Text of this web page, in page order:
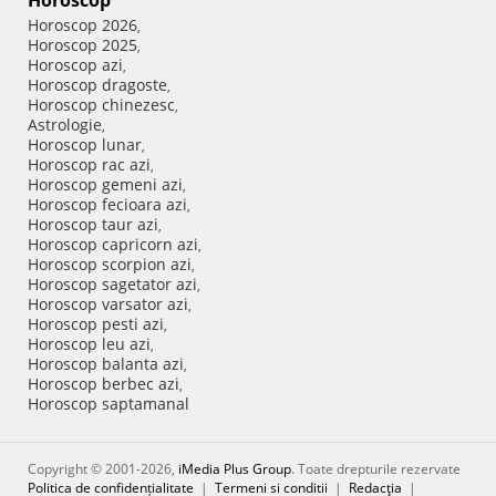
Horoscop 2026,
Horoscop 2025,
Horoscop azi,
Horoscop dragoste,
Horoscop chinezesc,
Astrologie,
Horoscop lunar,
Horoscop rac azi,
Horoscop gemeni azi,
Horoscop fecioara azi,
Horoscop taur azi,
Horoscop capricorn azi,
Horoscop scorpion azi,
Horoscop sagetator azi,
Horoscop varsator azi,
Horoscop pesti azi,
Horoscop leu azi,
Horoscop balanta azi,
Horoscop berbec azi,
Horoscop saptamanal
Copyright © 2001-2026, iMedia Plus Group. Toate drepturile rezervate
Politica de confidențialitate | Termeni si conditii | Redacţia |